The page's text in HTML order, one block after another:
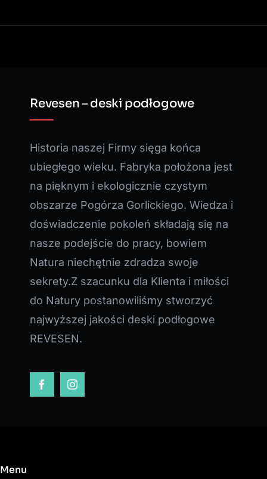
Revesen – deski podłogowe
Historia naszej Firmy sięga końca
ubiegłego wieku. Fabryka położona jest
na pięknym i ekologicznie czystym
obszarze Pogórza Gorlickiego. Wiedza i
doświadczenie pokoleń składają się na
nasze podejście do pracy, bowiem
Natura niechętnie zdradza swoje
sekrety.Z szacunku dla Klienta i miłości
do Natury postanowiliśmy stworzyć
najwyższej jakości deski podłogowe
REVESEN.
Menu